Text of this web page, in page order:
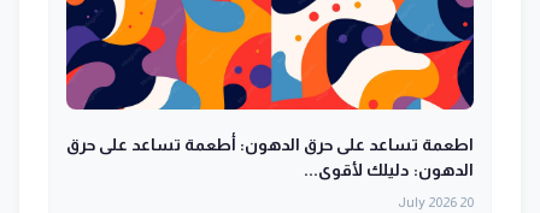
اطعمة تساعد على حرق الدهون: أطعمة تساعد على حرق
الدهون: دليلك لأقوى...
20 July 2026